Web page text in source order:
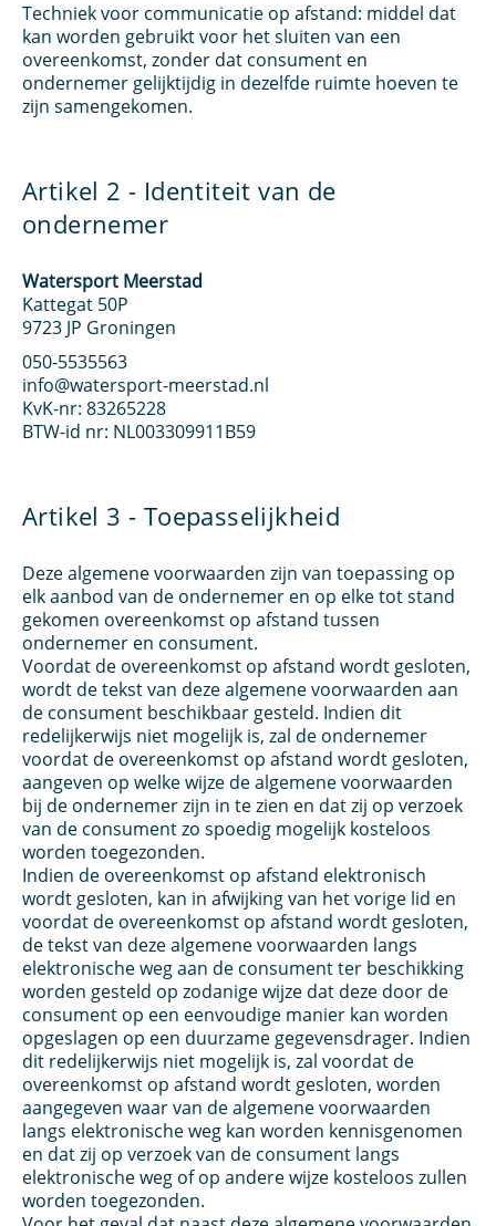
Techniek voor communicatie op afstand: middel dat
kan worden gebruikt voor het sluiten van een
overeenkomst, zonder dat consument en
ondernemer gelijktijdig in dezelfde ruimte hoeven te
zijn samengekomen.
Artikel 2 - Identiteit van de
ondernemer
Watersport Meerstad
Kattegat 50P
9723 JP Groningen
050-5535563
info@watersport-meerstad.nl
KvK-nr: 83265228
BTW-id nr: NL003309911B59
Artikel 3 - Toepasselijkheid
Deze algemene voorwaarden zijn van toepassing op
elk aanbod van de ondernemer en op elke tot stand
gekomen overeenkomst op afstand tussen
ondernemer en consument.
Voordat de overeenkomst op afstand wordt gesloten,
wordt de tekst van deze algemene voorwaarden aan
de consument beschikbaar gesteld. Indien dit
redelijkerwijs niet mogelijk is, zal de ondernemer
voordat de overeenkomst op afstand wordt gesloten,
aangeven op welke wijze de algemene voorwaarden
bij de ondernemer zijn in te zien en dat zij op verzoek
van de consument zo spoedig mogelijk kosteloos
worden toegezonden.
Indien de overeenkomst op afstand elektronisch
wordt gesloten, kan in afwijking van het vorige lid en
voordat de overeenkomst op afstand wordt gesloten,
de tekst van deze algemene voorwaarden langs
elektronische weg aan de consument ter beschikking
worden gesteld op zodanige wijze dat deze door de
consument op een eenvoudige manier kan worden
opgeslagen op een duurzame gegevensdrager. Indien
dit redelijkerwijs niet mogelijk is, zal voordat de
overeenkomst op afstand wordt gesloten, worden
aangegeven waar van de algemene voorwaarden
langs elektronische weg kan worden kennisgenomen
en dat zij op verzoek van de consument langs
elektronische weg of op andere wijze kosteloos zullen
worden toegezonden.